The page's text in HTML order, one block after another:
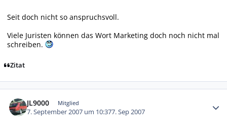
Seit doch nicht so anspruchsvoll.
Viele Juristen können das Wort Marketing doch noch nicht mal
schreiben.
Zitat
JL9000 Mitglied
7. September 2007 um 10:377. Sep 2007